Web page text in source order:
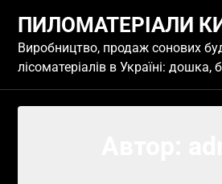
content
ПИЛОМАТЕРІАЛИ
Виробництво, продаж сонових
лісоматеріалів в Україні: дошка,